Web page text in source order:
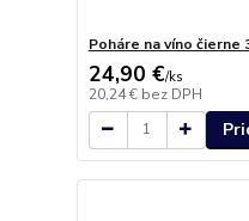
Poháre na víno čierne
24,90 €/ks
20,24 € bez DPH